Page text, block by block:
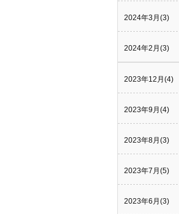
2024年3月(3)
2024年2月(3)
2023年12月(4)
2023年9月(4)
2023年8月(3)
2023年7月(5)
2023年6月(3)